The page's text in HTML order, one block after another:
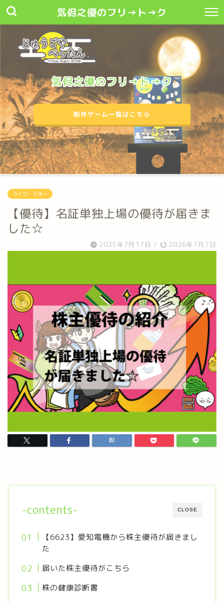
気侭之優のフリ→ト→ク
気侭之優のフリ→ト→ク
制作ゲーム一覧はこちら
ライフ・マネー
【優待】名証単独上場の優待が届きま
した☆
2025年7月17日 / 2026年7月7日
CLOSE
-contents-
【6623】愛知電機から株主優待が届きまし
た
届いた株主優待がこちら
株の健康診断書